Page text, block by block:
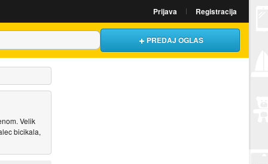
Prijava Registracija
PREDAJ OGLAS
Velik
bicikala,